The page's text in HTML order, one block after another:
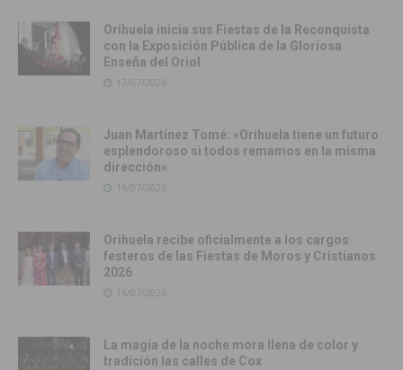
Orihuela inicia sus Fiestas de la Reconquista
con la Exposición Pública de la Gloriosa
Enseña del Oriol
17/07/2026
Juan Martínez Tomé: «Orihuela tiene un futuro
esplendoroso si todos remamos en la misma
dirección»
16/07/2026
Orihuela recibe oficialmente a los cargos
festeros de las Fiestas de Moros y Cristianos
2026
16/07/2026
La magia de la noche mora llena de color y
tradición las calles de Cox